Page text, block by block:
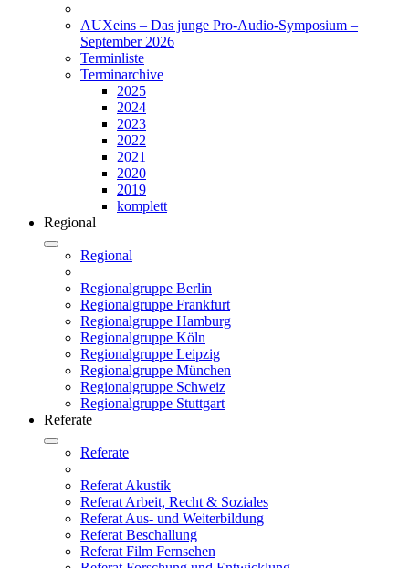
AUXeins – Das junge Pro-Audio-Symposium –
September 2026
Terminliste
Terminarchive
2025
2024
2023
2022
2021
2020
2019
komplett
Regional
Regional
Regionalgruppe Berlin
Regionalgruppe Frankfurt
Regionalgruppe Hamburg
Regionalgruppe Köln
Regionalgruppe Leipzig
Regionalgruppe München
Regionalgruppe Schweiz
Regionalgruppe Stuttgart
Referate
Referate
Referat Akustik
Referat Arbeit, Recht & Soziales
Referat Aus- und Weiterbildung
Referat Beschallung
Referat Film Fernsehen